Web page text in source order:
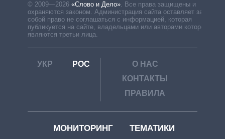
© 2009—2026 «Слово и Дело». Все права защищены и
охраняются законом. Администрация сайта оставляет за
собой право не соглашаться с информацией, которая
публикуется на сайте, владельцами или авторами которой
являются третьи лица.
УКР РОС
О НАС
КОНТАКТЫ
ПРАВИЛА
МОНИТОРИНГ ТЕМАТИКИ